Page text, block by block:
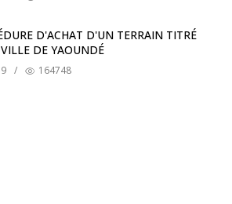
D'ACHAT D'UN TERRAIN TITRÉ
DE YAOUNDÉ
/ 164748